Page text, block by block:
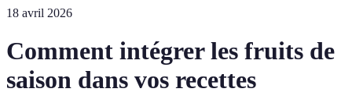
18 avril 2026
Comment intégrer les fruits de
saison dans vos recettes